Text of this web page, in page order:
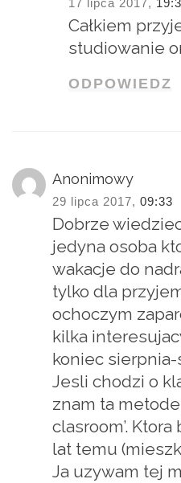
17 lipca 2017,
Całkiem
studiowanie
ODPOWIEDZ
Anonimowy
29 lipca 2017, 09:33
Dobrze
jedyna osoba
wakacje do
tylko dla
ochoczym
kilka
koniec sierpnia-
Jesli chodzi o
znam ta
clasroom’.
lat temu
Ja uzywam tej